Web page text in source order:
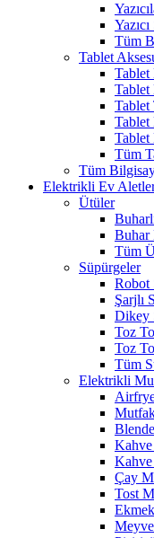
Tüm
Tablet
Tablet
Tablet
Tablet
Tüm
Tüm
Elektrikli Ev
Ütüler
Buhar
Tüm
Süpürgeler
Robot
Şarjlı
Dikey
Toz
Toz
Tüm
Elektrikli
Çay
Tost
Meyve